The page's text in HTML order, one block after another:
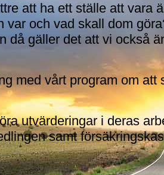
att ha ett ställe att vara
och vad skall dom
då gäller det att vi också
med vårt program om att
utvärderingar i deras
samt